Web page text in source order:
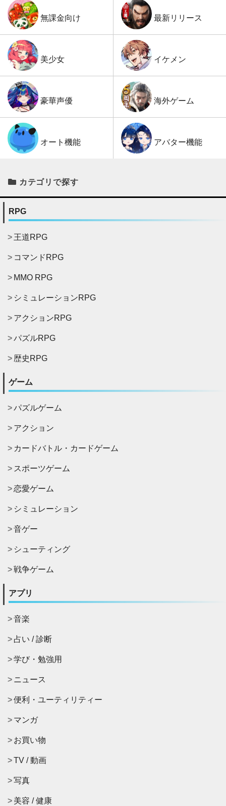
無課金向け 最新リリース
美少女 イケメン
豪華声優 海外ゲーム
オート機能 アバター機能
カテゴリで探す
RPG
王道RPG
コマンドRPG
MMO RPG
シミュレーションRPG
アクションRPG
パズルRPG
歴史RPG
ゲーム
パズルゲーム
アクション
カードバトル・カードゲーム
スポーツゲーム
恋愛ゲーム
シミュレーション
音ゲー
シューティング
戦争ゲーム
アプリ
音楽
占い / 診断
学び・勉強用
ニュース
便利・ユーティリティー
マンガ
お買い物
TV / 動画
写真
美容 / 健康